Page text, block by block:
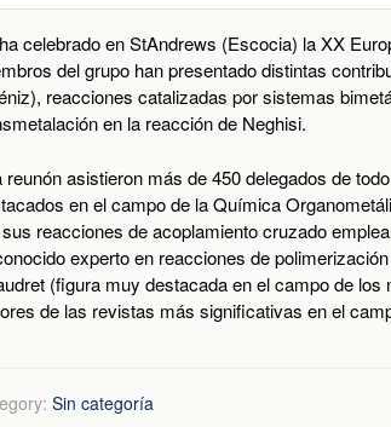
celebrado en StAndrews (Escocia) la XX
del grupo han presentado distintas
reacciones catalizadas por sistemas
en la reacción de Neghisi.
reunón asistieron más de 450 delegados de
en el campo de la Química
reacciones de acoplamiento cruzado
experto en reacciones de
(figura muy destacada en el campo de
de las revistas más significativas en el
Sin categoría